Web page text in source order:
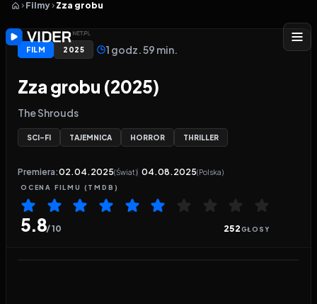
Filmy Zza grobu
FILM 2025 1 godz. 59 min.
Zza grobu (2025)
The Shrouds
SCI-FI TAJEMNICA HORROR THRILLER
Premiera:02.04.2025(Świat) 04.08.2025(Polska)
OCENA FILMU (TMDB)
5.8/ 10 252GŁOSY